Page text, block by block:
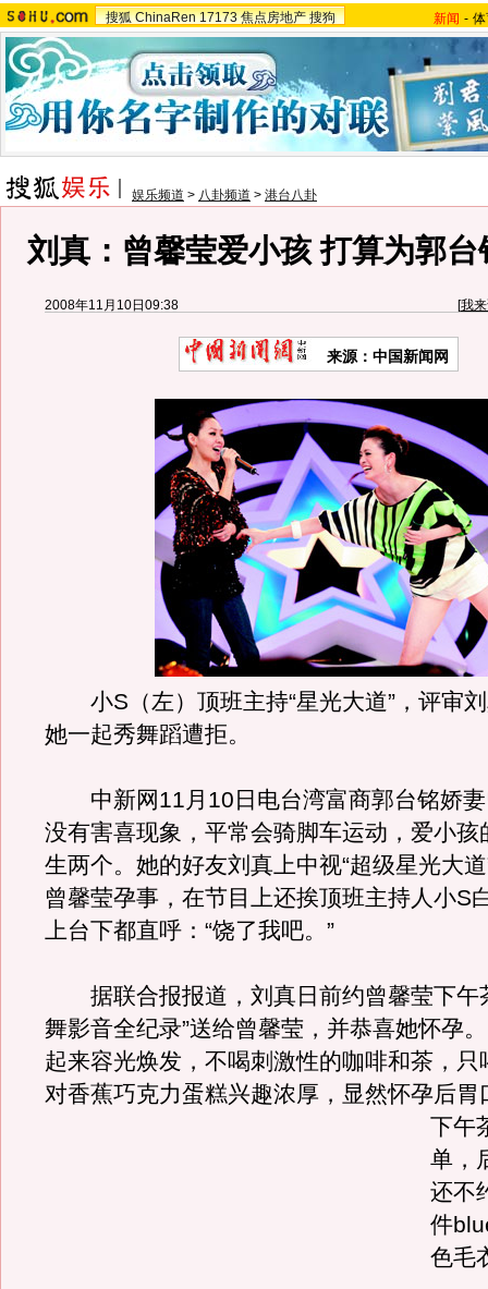
搜狐 ChinaRen 17173 焦点房地产 搜狗 新闻 -
娱乐频道 > 八卦频道 > 港台八卦
刘真：曾馨莹爱小孩 打算为郭
2008年11月10日09:38 [我
来源：中国新闻网
小S（左）顶班主持“星光大道”，评审
她一起秀舞蹈遭拒。
中新网11月10日电台湾富商郭台铭娇妻
没有害喜现象，平常会骑脚车运动，爱小孩
生两个。她的好友刘真上中视“超级星光大
曾馨莹孕事，在节目上还挨顶班主持人小S
上台下都直呼：“饶了我吧。”
据联合报报道，刘真日前约曾馨莹下午
舞影音全纪录”送给曾馨莹，并恭喜她怀孕
起来容光焕发，不喝刺激性的咖啡和茶，只
对香蕉巧克力蛋糕兴趣浓厚，显然怀孕后胃
下午
单，
还不
件
色毛